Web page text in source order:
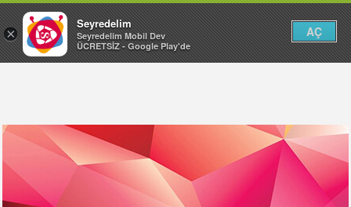
×
Seyredelim
Seyredelim Mobil Dev
ÜCRETSİZ - Google Play'de
AÇ